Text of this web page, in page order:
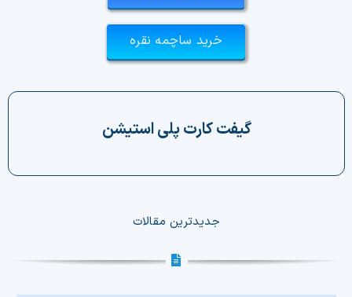
تابلوخوانی ارزهای دیجیتال
دسته‌بندی ارزها
خرید ساچمه نقره
گیفت کارت پلی استیشن
جدیدترین مقالات